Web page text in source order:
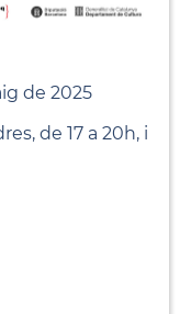
de 2025
de 17 a 20h, i